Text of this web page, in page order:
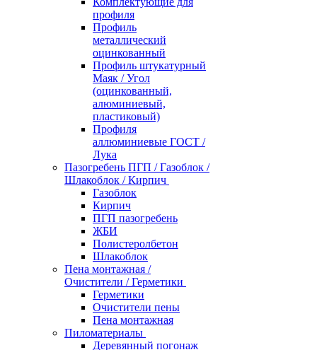
профиля
Профиль
металлический
оцинкованный
Профиль штукатурный
Маяк / Угол
(оцинкованный,
алюминиевый,
пластиковый)
Профиля
аллюминиевые ГОСТ /
Лука
Пазогребень ПГП / Газоблок /
Шлакоблок / Кирпич
Газоблок
Кирпич
ПГП пазогребень
ЖБИ
Полистеролбетон
Шлакоблок
Пена монтажная /
Очистители / Герметики
Герметики
Очистители пены
Пена монтажная
Пиломатериалы
Деревянный погонаж